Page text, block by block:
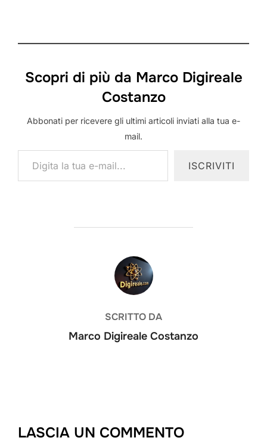
Scopri di più da Marco Digireale
Costanzo
Abbonati per ricevere gli ultimi articoli inviati alla tua e-
mail.
Digita la tua e-mail...
ISCRIVITI
AUTORE DELL'ARTICOLO
SCRITTO DA
Marco Digireale Costanzo
LASCIA UN COMMENTO